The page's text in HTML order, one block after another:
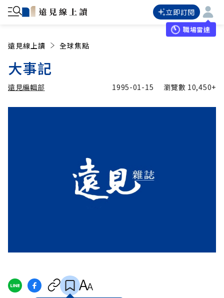
立即訂閱
職場雷達
遠見線上讀 全球焦點
大事記
遠見編輯部 1995-01-15 瀏覽數 10,450+